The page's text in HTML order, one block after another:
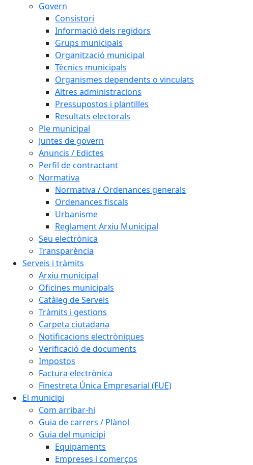
Govern
Consistori
Informació dels regidors
Grups municipals
Organització municipal
Tècnics municipals
Organismes dependents o vinculats
Altres administracions
Pressupostos i plantilles
Resultats electorals
Ple municipal
Juntes de govern
Anuncis / Edictes
Perfil de contractant
Normativa
Normativa / Ordenances generals
Ordenances fiscals
Urbanisme
Reglament Arxiu Municipal
Seu electrònica
Transparència
Serveis i tràmits
Arxiu municipal
Oficines municipals
Catàleg de Serveis
Tràmits i gestions
Carpeta ciutadana
Notificacions electròniques
Verificació de documents
Impostos
Factura electrònica
Finestreta Única Empresarial (FUE)
El municipi
Com arribar-hi
Guia de carrers / Plànol
Guia del municipi
Equipaments
Empreses i comerços